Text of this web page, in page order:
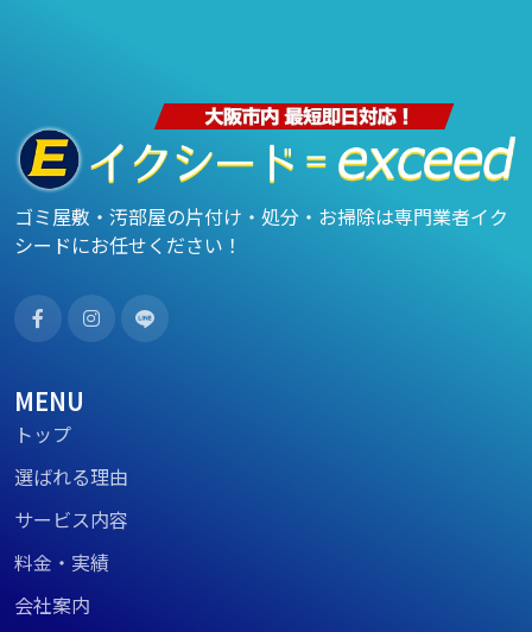
ゴミ屋敷・汚部屋の片付け・処分・お掃除は専門業者イク
シードにお任せください！
MENU
トップ
選ばれる理由
サービス内容
料金・実績
会社案内